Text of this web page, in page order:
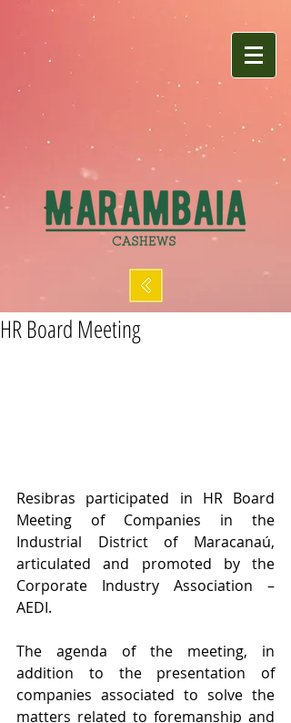
HR Board Meeting
Resibras participated in HR Board
Meeting of Companies in the
Industrial District of Maracanaú,
articulated and promoted by the
Corporate Industry Association –
AEDI.
The agenda of the meeting, in
addition to the presentation of
companies associated to solve the
matters related to foremanship and